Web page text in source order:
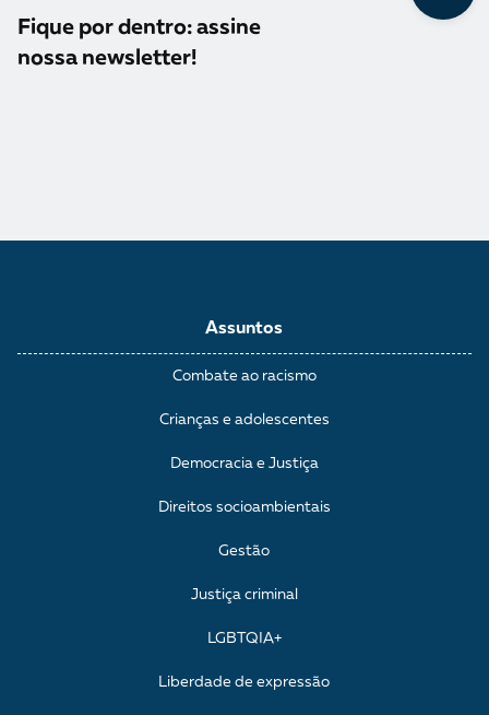
Fique por dentro: assine
nossa newsletter!
Assuntos
Combate ao racismo
Crianças e adolescentes
Democracia e Justiça
Direitos socioambientais
Gestão
Justiça criminal
LGBTQIA+
Liberdade de expressão